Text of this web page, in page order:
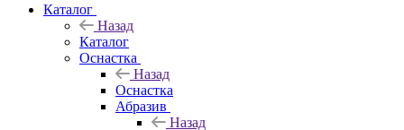
Каталог
Назад
Каталог
Оснастка
Назад
Оснастка
Абразив
Назад